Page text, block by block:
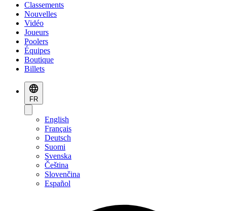
Classements
Nouvelles
Vidéo
Joueurs
Poolers
Équipes
Boutique
Billets
FR
English
Français
Deutsch
Suomi
Svenska
Čeština
Slovenčina
Español